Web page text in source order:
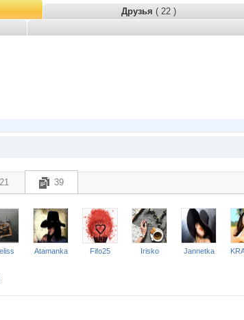
Друзья ( 22 )
21 39
Atamanka Fifo25 Irisko Jannetka